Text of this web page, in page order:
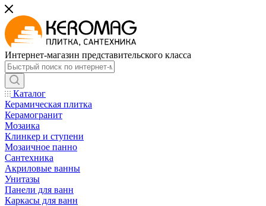
Интернет-магазин представительского класса
Каталог
Керамическая плитка
Керамогранит
Мозаика
Клинкер и ступени
Мозаичное панно
Сантехника
Акриловые ванны
Унитазы
Панели для ванн
Каркасы для ванн